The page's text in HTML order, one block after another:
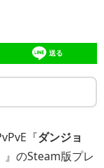
送る
『ダンジョ
のSteam版プレ